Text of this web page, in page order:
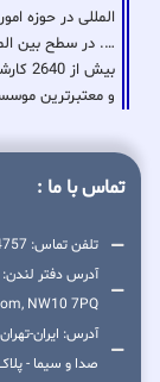
المللی در حوزه
…. در سطح بین
بیش
و معتبرترین
تماس با ما :
تلفن تماس: 02191094757 - 32 خط
NW10 7PQ
آدرس: ایران-
صدا و سیما -